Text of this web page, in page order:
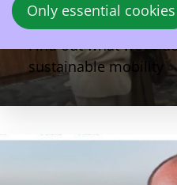
Lobby
Find out what we’re
sustainable mobility
Only essential cookies